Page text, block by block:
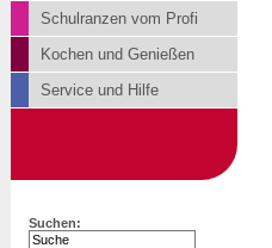
Schulranzen vom Profi
Kochen und Genießen
Service und Hilfe
Suchen: